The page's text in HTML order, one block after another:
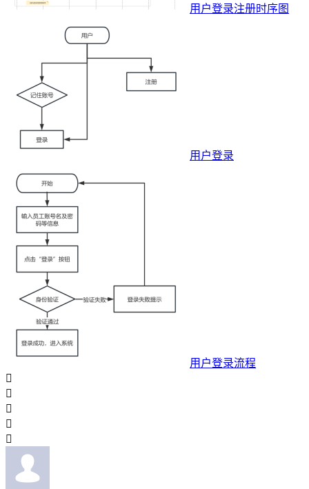
用户登录注册时序图
用户登录
用户登录流程




